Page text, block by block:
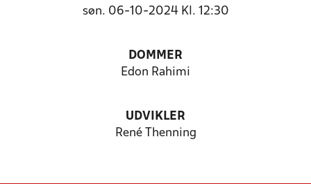
søn. 06-10-2024 Kl. 12:30
DOMMER
Edon Rahimi
UDVIKLER
René Thenning